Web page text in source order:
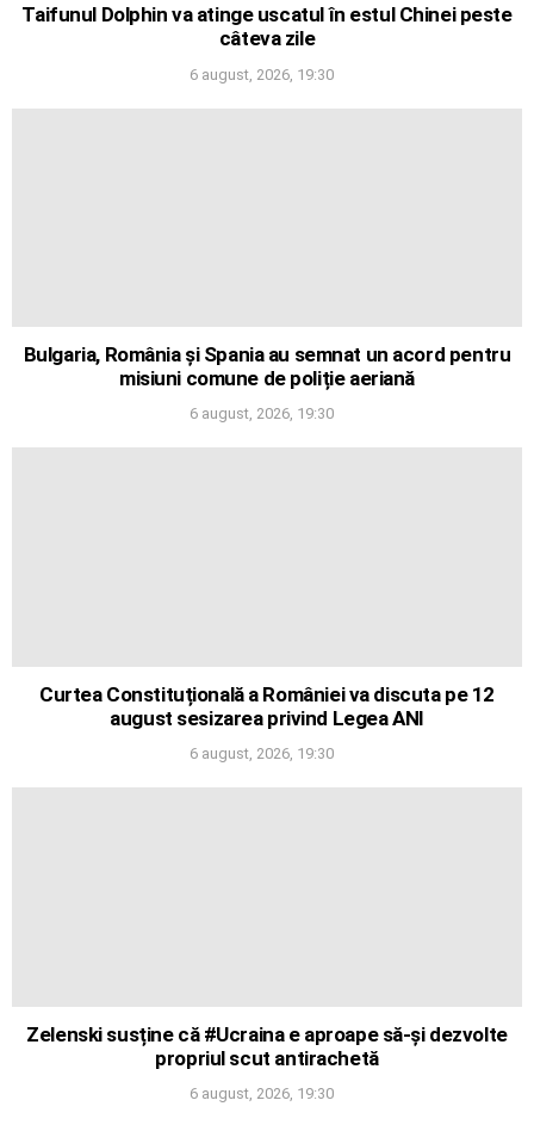
Taifunul Dolphin va atinge uscatul în estul Chinei peste
câteva zile
6 august, 2026, 19:30
Bulgaria, România și Spania au semnat un acord pentru
misiuni comune de poliție aeriană
6 august, 2026, 19:30
Curtea Constituțională a României va discuta pe 12
august sesizarea privind Legea ANI
6 august, 2026, 19:30
Zelenski susține că #Ucraina e aproape să-și dezvolte
propriul scut antirachetă
6 august, 2026, 19:30